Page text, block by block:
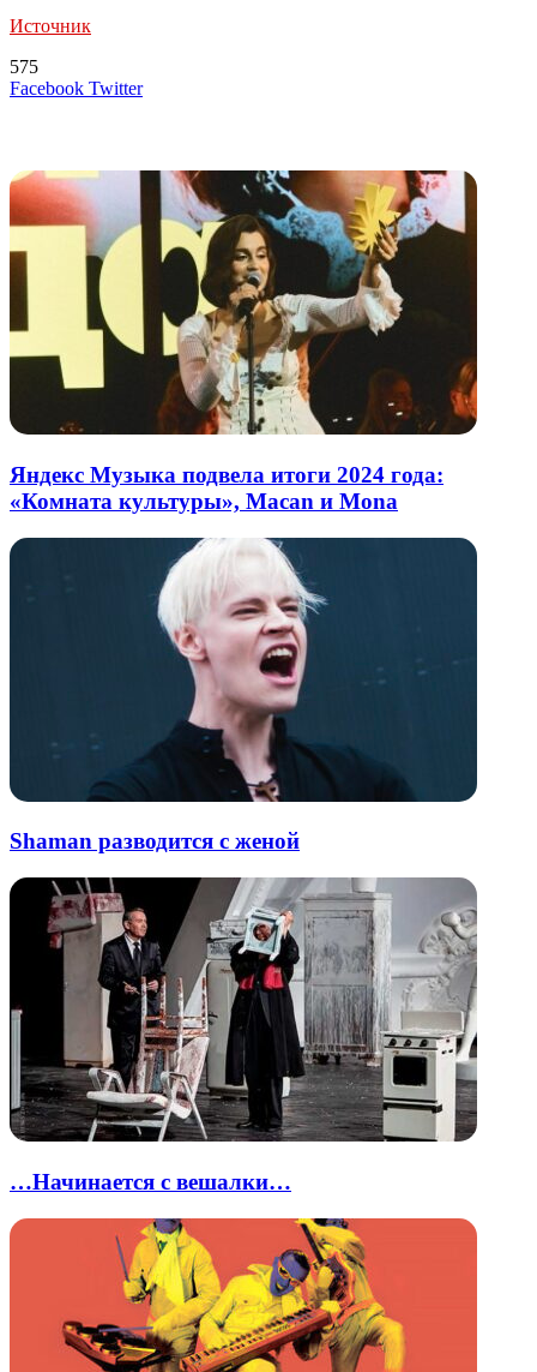
Источник
575
Facebook TwitterLinkedIn
Tumblr
Reddit
Вконтакте
Одноклассники
Skype
Messenger
Messenger
WhatsApp
Telegram
Viber
Line
Поделиться
Печатать
Яндекс Музыка подвела итоги 2024 года:
«Комната культуры», Macan и Mona
Shaman разводится с женой
…Начинается с вешалки…